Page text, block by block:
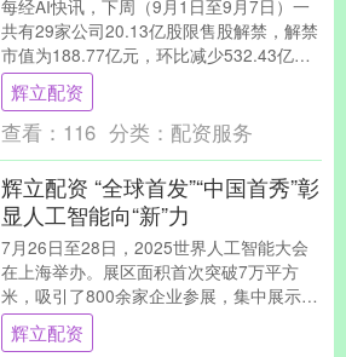
每经AI快讯，下周（9月1日至9月7日）一
共有29家公司20.13亿股限售股解禁，解禁
市值为188.77亿元，环比减少532.43亿
元。 下周三是解禁高峰，解禁....
辉立配资
查看： 116 分类： 配资服务
辉立配资 “全球首发”“中国首秀”彰
显人工智能向“新”力
7月26日至28日，2025世界人工智能大会
在上海举办。展区面积首次突破7万平方
米，吸引了800余家企业参展，集中展示
3000余项前沿展品及100余款“全球首发....
辉立配资